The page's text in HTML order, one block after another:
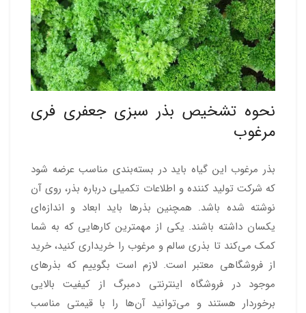
نحوه تشخیص بذر سبزی جعفری فری
مرغوب
بذر مرغوب این گیاه باید در بسته‌بندی مناسب عرضه شود
که شرکت تولید کننده و اطلاعات تکمیلی درباره بذر، روی آن
نوشته شده باشد. همچنین بذرها باید ابعاد و اندازه‌ای
یکسان داشته باشند. یکی از مهمترین کارهایی که به شما
کمک می‌کند تا بذری سالم و مرغوب را خریداری کنید، خرید
از فروشگاهی معتبر است. لازم است بگوییم که بذرهای
موجود در فروشگاه اینترنتی دمبرگ از کیفیت بالایی
برخوردار هستند و می‌توانید آن‌ها را با قیمتی مناسب